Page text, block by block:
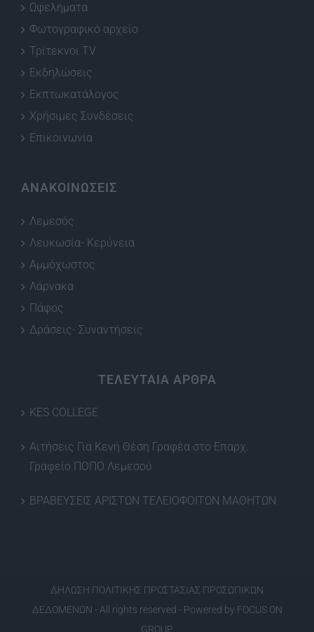
Ωφελήματα
Φωτογραφικό αρχείο
Τρίτεκνοι TV
Εκδηλώσεις
Εκπτωκατάλογος
Χρήσιμες Συνδέσεις
Επικοινωνία
ΑΝΑΚΟΙΝΩΣΕΙΣ
Λεμεσός
Λευκωσία- Κερύνεια
Αμμόχωστος
Λάρνακα
Πάφος
Δράσεις- Συναντήσεις
ΤΕΛΕΥΤΑΙΑ ΑΡΘΡΑ
KES COLLEGE
Αιτήσεις Για Κενή Θέση Γραφέα στο Επαρχ.
Γραφείο ΠΟΠΟ Λεμεσού
ΒΡΑΒΕΥΣΕΙΣ ΑΡΙΣΤΩΝ ΤΕΛΕΙΟΦΟΙΤΩΝ ΜΑΘΗΤΩΝ
ΔΗΛΩΣΗ ΠΟΛΙΤΙΚΗΣ ΠΡΟΣΤΑΣΙΑΣ ΠΡΟΣΩΠΙΚΩΝ
ΔΕΔΟΜΕΝΩΝ - All rights reserved - Powered by FOCUS ON
GROUP